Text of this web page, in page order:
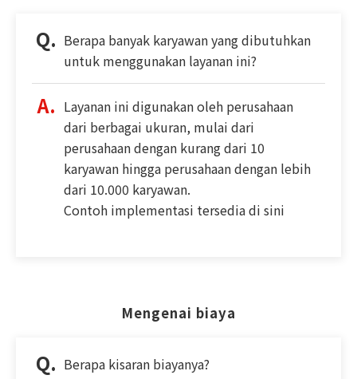
Berapa banyak karyawan yang dibutuhkan
untuk menggunakan layanan ini?
Layanan ini digunakan oleh perusahaan
dari berbagai ukuran, mulai dari
perusahaan dengan kurang dari 10
karyawan hingga perusahaan dengan lebih
dari 10.000 karyawan.
Contoh implementasi tersedia di sini
Mengenai biaya
Berapa kisaran biayanya?